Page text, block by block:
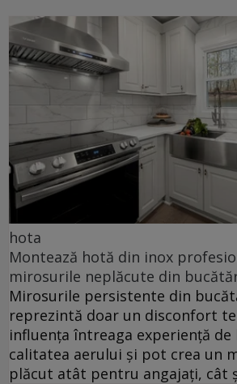
hota
Montează hotă din inox
mirosurile neplăcute din
Mirosurile persistente din
reprezintă doar un disconfort
influența întreaga experiență
calitatea aerului și pot crea un
plăcut atât pentru angajați, cât